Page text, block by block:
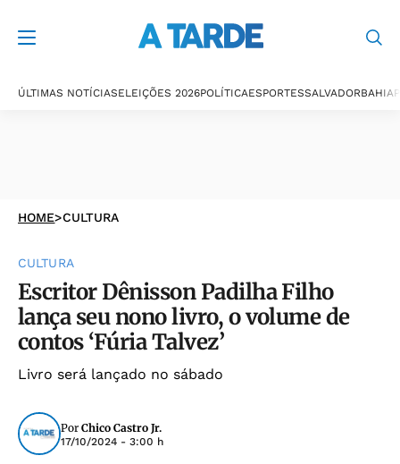
ÚLTIMAS NOTÍCIASELEIÇÕES 2026POLÍTICAESPORTESSALVADORBAHIA
HOME>CULTURA
CULTURA
Escritor Dênisson Padilha Filho
lança seu nono livro, o volume de
contos ‘Fúria Talvez’
Livro será lançado no sábado
Por Chico Castro Jr.
17/10/2024 - 3:00 h